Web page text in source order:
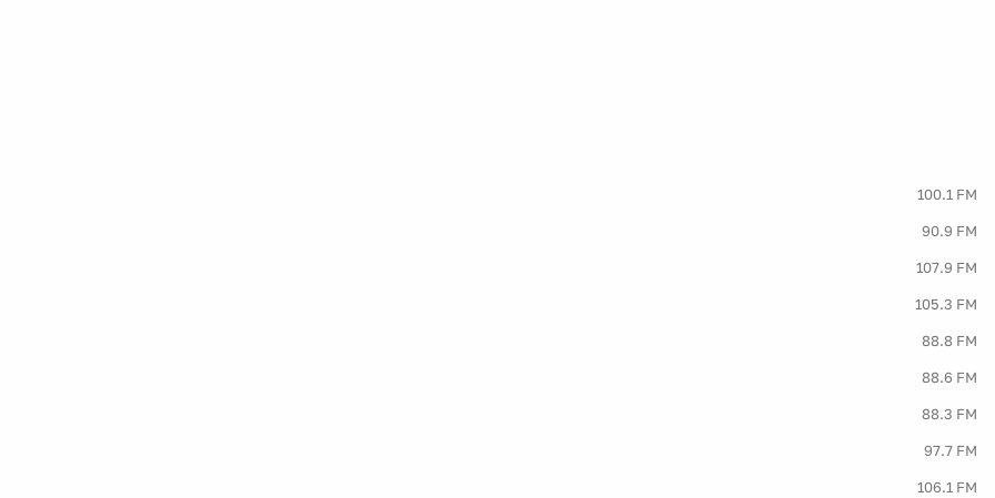
100.1 FM
90.9 FM
107.9 FM
105.3 FM
88.8 FM
88.6 FM
88.3 FM
97.7 FM
106.1 FM